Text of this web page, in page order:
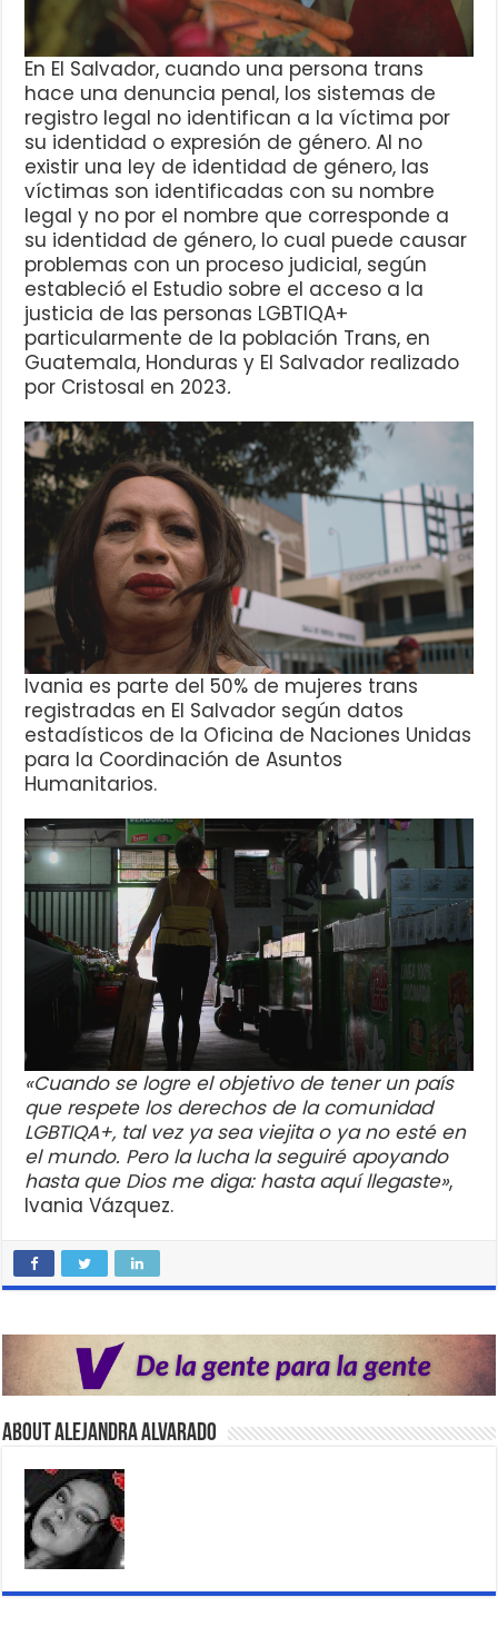
En El Salvador, cuando una persona trans
hace una denuncia penal, los sistemas de
registro legal no identifican a la víctima por
su identidad o expresión de género. Al no
existir una ley de identidad de género, las
víctimas son identificadas con su nombre
legal y no por el nombre que corresponde a
su identidad de género, lo cual puede causar
problemas con un proceso judicial, según
estableció el Estudio sobre el acceso a la
justicia de las personas LGBTIQA+
particularmente de la población Trans, en
Guatemala, Honduras y El Salvador realizado
por Cristosal en 2023.
Ivania es parte del 50% de mujeres trans
registradas en El Salvador según datos
estadísticos de la Oficina de Naciones Unidas
para la Coordinación de Asuntos
Humanitarios.
«Cuando se logre el objetivo de tener un país
que respete los derechos de la comunidad
LGBTIQA+, tal vez ya sea viejita o ya no esté en
el mundo. Pero la lucha la seguiré apoyando
hasta que Dios me diga: hasta aquí llegaste»,
Ivania Vázquez.
About Alejandra Alvarado